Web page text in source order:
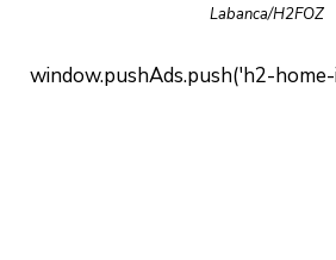
Labanca/H2FOZ